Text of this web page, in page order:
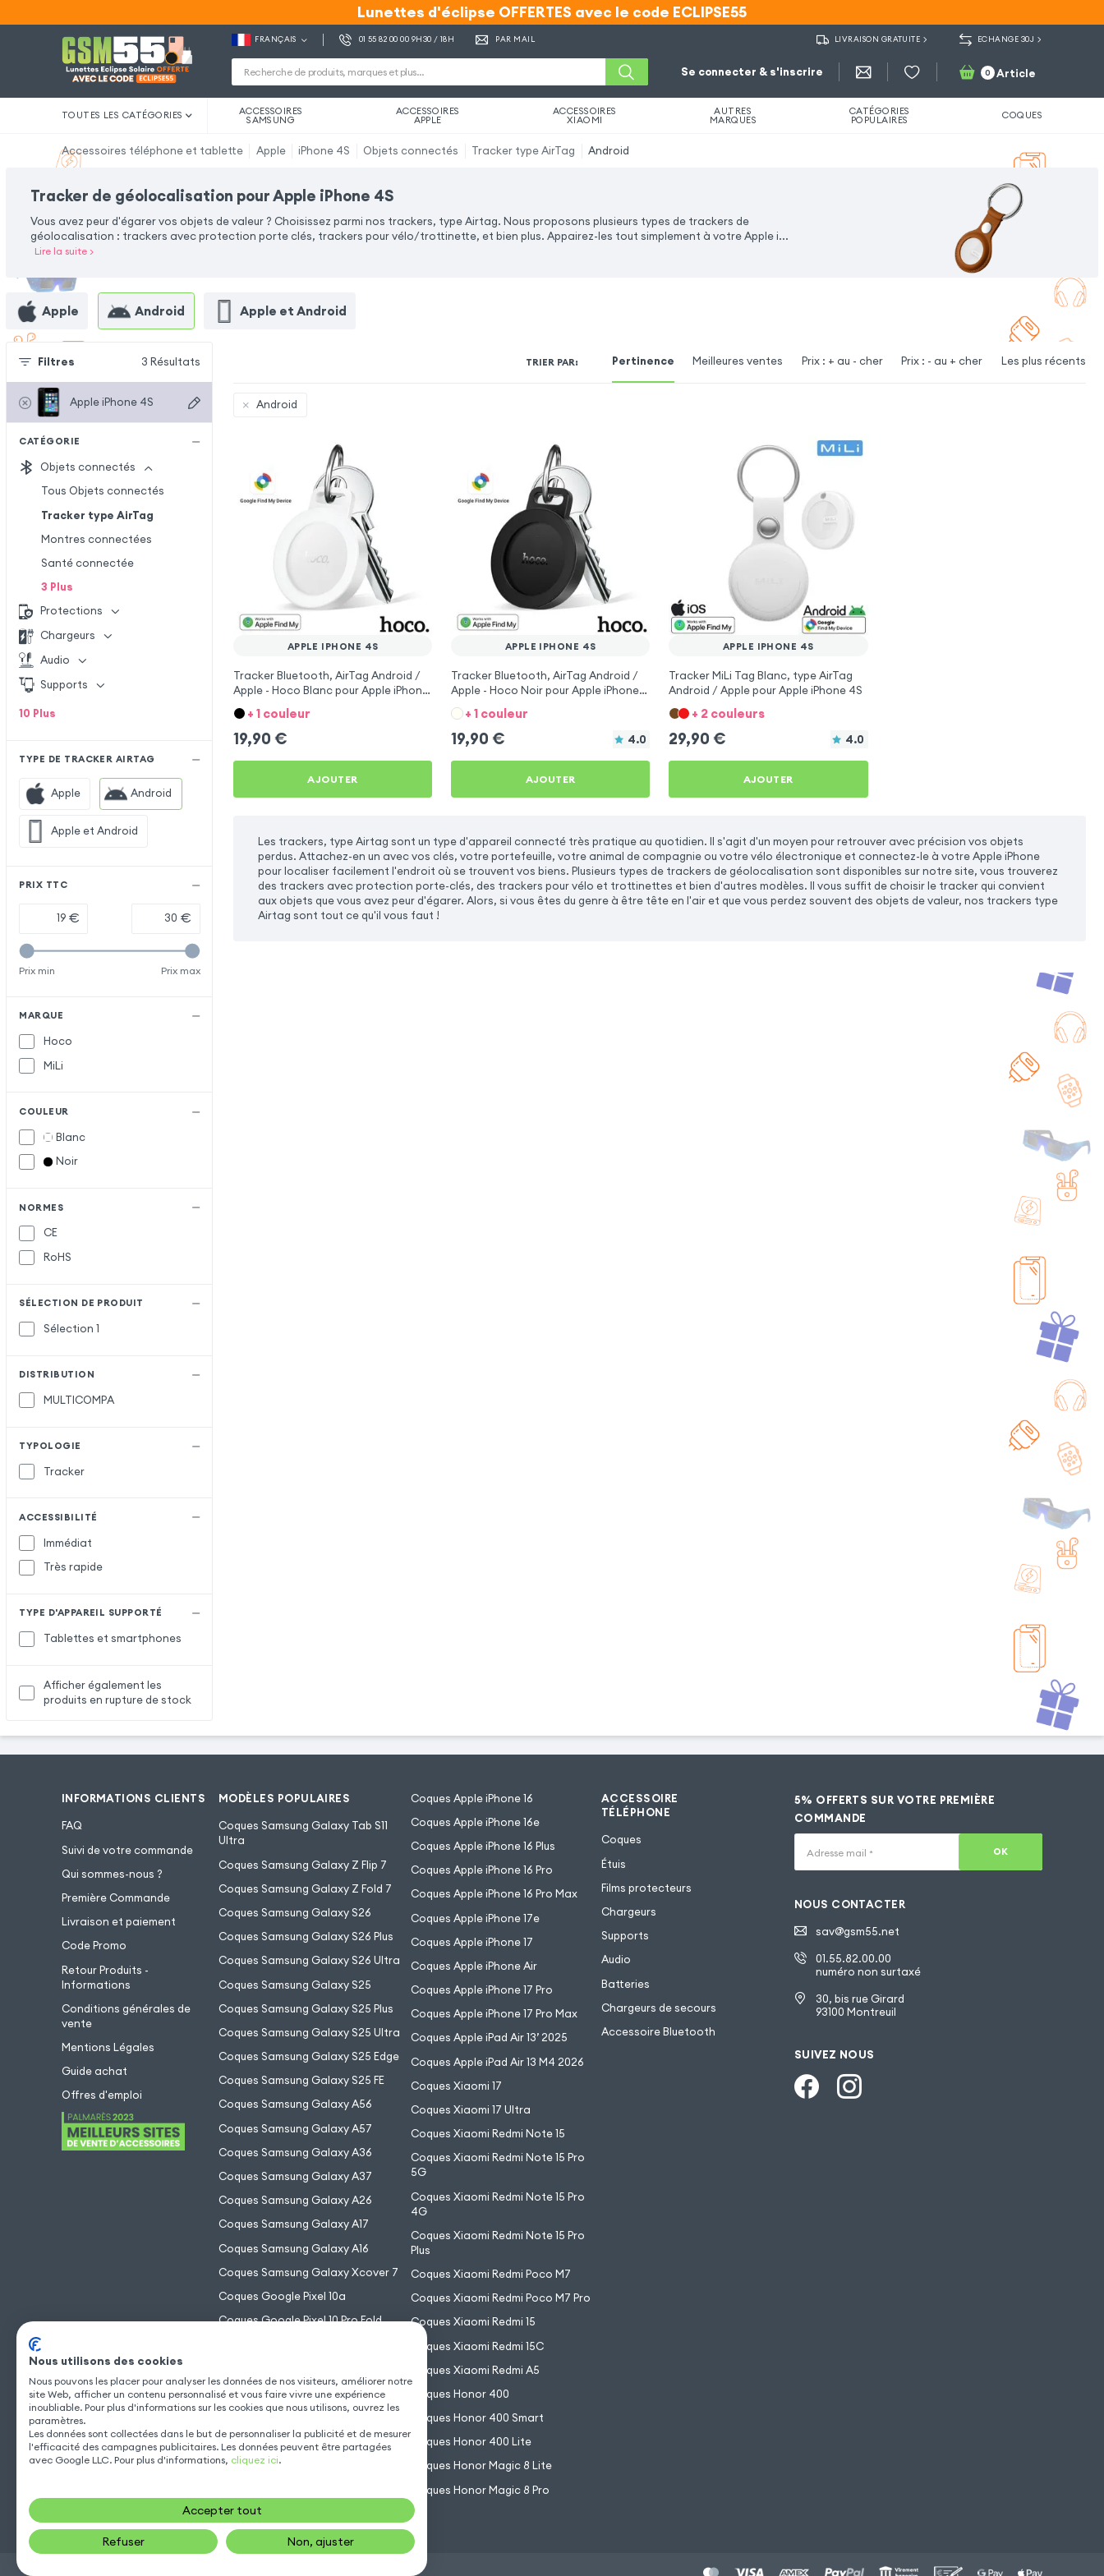
Lunettes d'éclipse OFFERTES avec le code ECLIPSE55
Lunettes d'éclipse OFFERTES avec le code ECLIPSE55
FRANÇAIS 01 55 82 00 00 9H30 / 18H PAR MAIL LIVRAISON GRATUITE ECHANGE 30J
Se connecter & s'inscrire 0 Article
TOUTES LES CATÉGORIES ACCESSOIRES
SAMSUNG
ACCESSOIRES
APPLE
ACCESSOIRES
XIAOMI
AUTRES
MARQUES
CATÉGORIES
POPULAIRES COQUES
Accessoires téléphone et tablette Apple iPhone 4S Objets connectés Tracker type AirTag Android
Tracker de géolocalisation pour Apple iPhone 4S
Vous avez peur d'égarer vos objets de valeur ? Choisissez parmi nos trackers, type Airtag. Nous proposons plusieurs types de trackers de
géolocalisation : trackers avec protection porte clés, trackers pour vélo/trottinette, et bien plus. Appairez-les tout simplement à votre Apple i...
Lire la suite>
Apple Android Apple et Android
Filtres 3 Résultats
Apple iPhone 4S
CATÉGORIE
Objets connectés
Tous Objets connectés
Tracker type AirTag
Montres connectées
Santé connectée
3 Plus
Protections
Chargeurs
Audio
Supports
10 Plus
TYPE DE TRACKER AIRTAG
Apple Android
Apple et Android
PRIX TTC
€ €
Prix min Prix max
MARQUE
Hoco
MiLi
COULEUR
Blanc
Noir
NORMES
CE
RoHS
SÉLECTION DE PRODUIT
Sélection 1
DISTRIBUTION
MULTICOMPA
TYPOLOGIE
Tracker
ACCESSIBILITÉ
Immédiat
Très rapide
TYPE D'APPAREIL SUPPORTÉ
Tablettes et smartphones
Afficher également les
produits en rupture de stock
TRIER PAR: Pertinence Meilleures ventes Prix : + au - cher Prix : - au + cher Les plus récents
Android
APPLE IPHONE 4S
Tracker Bluetooth, AirTag Android /
Apple - Hoco Blanc pour Apple iPhone
4S
+ 1 couleur
19,90 €
AJOUTER
APPLE IPHONE 4S
Tracker Bluetooth, AirTag Android /
Apple - Hoco Noir pour Apple iPhone
4S
+ 1 couleur
19,90 € 4.0
AJOUTER
APPLE IPHONE 4S
Tracker MiLi Tag Blanc, type AirTag
Android / Apple pour Apple iPhone 4S
+ 2 couleurs
29,90 € 4.0
AJOUTER
Les trackers, type Airtag sont un type d'appareil connecté très pratique au quotidien. Il s'agit d'un moyen pour retrouver avec précision vos objets
perdus. Attachez-en un avec vos clés, votre portefeuille, votre animal de compagnie ou votre vélo électronique et connectez-le à votre Apple iPhone
pour localiser facilement l'endroit où se trouvent vos biens. Plusieurs types de trackers de géolocalisation sont disponibles sur notre site, vous trouverez
des trackers avec protection porte-clés, des trackers pour vélo et trottinettes et bien d'autres modèles. Il vous suffit de choisir le tracker qui convient
aux objets que vous avez peur d'égarer. Alors, si vous êtes du genre à être tête en l'air et que vous perdez souvent des objets de valeur, nos trackers type
Airtag sont tout ce qu'il vous faut !
INFORMATIONS CLIENTS
FAQ
Suivi de votre commande
Qui sommes-nous ?
Première Commande
Livraison et paiement
Code Promo
Retour Produits -
Informations
Conditions générales de
vente
Mentions Légales
Guide achat
Offres d'emploi
MODÈLES POPULAIRES
Coques Samsung Galaxy Tab S11
Ultra
Coques Samsung Galaxy Z Flip 7
Coques Samsung Galaxy Z Fold 7
Coques Samsung Galaxy S26
Coques Samsung Galaxy S26 Plus
Coques Samsung Galaxy S26 Ultra
Coques Samsung Galaxy S25
Coques Samsung Galaxy S25 Plus
Coques Samsung Galaxy S25 Ultra
Coques Samsung Galaxy S25 Edge
Coques Samsung Galaxy S25 FE
Coques Samsung Galaxy A56
Coques Samsung Galaxy A57
Coques Samsung Galaxy A36
Coques Samsung Galaxy A37
Coques Samsung Galaxy A26
Coques Samsung Galaxy A17
Coques Samsung Galaxy A16
Coques Samsung Galaxy Xcover 7
Coques Google Pixel 10a
Coques Google Pixel 10 Pro Fold
Coques Google Pixel 10
Coques Apple iPhone 16
Coques Apple iPhone 16e
Coques Apple iPhone 16 Plus
Coques Apple iPhone 16 Pro
Coques Apple iPhone 16 Pro Max
Coques Apple iPhone 17e
Coques Apple iPhone 17
Coques Apple iPhone Air
Coques Apple iPhone 17 Pro
Coques Apple iPhone 17 Pro Max
Coques Apple iPad Air 13’ 2025
Coques Apple iPad Air 13 M4 2026
Coques Xiaomi 17
Coques Xiaomi 17 Ultra
Coques Xiaomi Redmi Note 15
Coques Xiaomi Redmi Note 15 Pro
5G
Coques Xiaomi Redmi Note 15 Pro
4G
Coques Xiaomi Redmi Note 15 Pro
Plus
Coques Xiaomi Redmi Poco M7
Coques Xiaomi Redmi Poco M7 Pro
Coques Xiaomi Redmi 15
Coques Xiaomi Redmi 15C
Coques Xiaomi Redmi A5
Coques Honor 400
Coques Honor 400 Smart
Coques Honor 400 Lite
Coques Honor Magic 8 Lite
Coques Honor Magic 8 Pro
ACCESSOIRE
TÉLÉPHONE
Coques
Étuis
Films protecteurs
Chargeurs
Supports
Audio
Batteries
Chargeurs de secours
Accessoire Bluetooth
5% OFFERTS SUR VOTRE PREMIÈRE
COMMANDE
Adresse mail * OK
NOUS CONTACTER
sav@gsm55.net
01.55.82.00.00
numéro non surtaxé
30, bis rue Girard
93100 Montreuil
SUIVEZ NOUS
Nous utilisons des cookies
Nous pouvons les placer pour analyser les données de nos visiteurs, améliorer notre
site Web, afficher un contenu personnalisé et vous faire vivre une expérience
inoubliable. Pour plus d'informations sur les cookies que nous utilisons, ouvrez les
paramètres.
Les données sont collectées dans le but de personnaliser la publicité et de mesurer
l'efficacité des campagnes publicitaires. Les données peuvent être partagées
avec Google LLC. Pour plus d'informations, cliquez ici.
Accepter tout
Refuser Non, ajuster